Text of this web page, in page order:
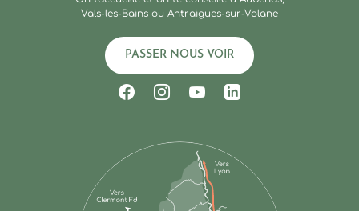
Vals-les-Bains ou Antraigues-sur-Volane
PASSER NOUS VOIR
Suivez-nous sur Facebook
Suivez-nous sur Instagram
Suivez-nous sur
Suivez-nous sur